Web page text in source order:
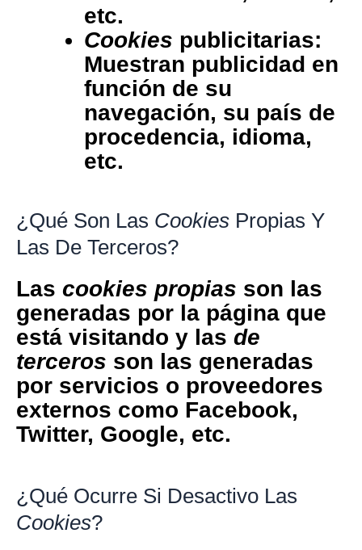
etc.
Cookies publicitarias:
Muestran publicidad en
función de su
navegación, su país de
procedencia, idioma,
etc.
¿Qué Son Las Cookies Propias Y
Las De Terceros?
Las cookies propias son las
generadas por la página que
está visitando y las de
terceros son las generadas
por servicios o proveedores
externos como Facebook,
Twitter, Google, etc.
¿Qué Ocurre Si Desactivo Las
Cookies?